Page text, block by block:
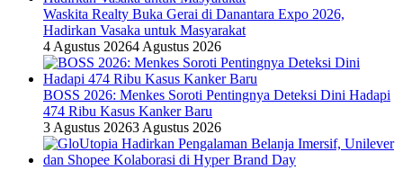
Waskita Realty Buka Gerai di Danantara Expo 2026,
Hadirkan Vasaka untuk Masyarakat
4 Agustus 20264 Agustus 2026
BOSS 2026: Menkes Soroti Pentingnya Deteksi Dini Hadapi
474 Ribu Kasus Kanker Baru
3 Agustus 20263 Agustus 2026